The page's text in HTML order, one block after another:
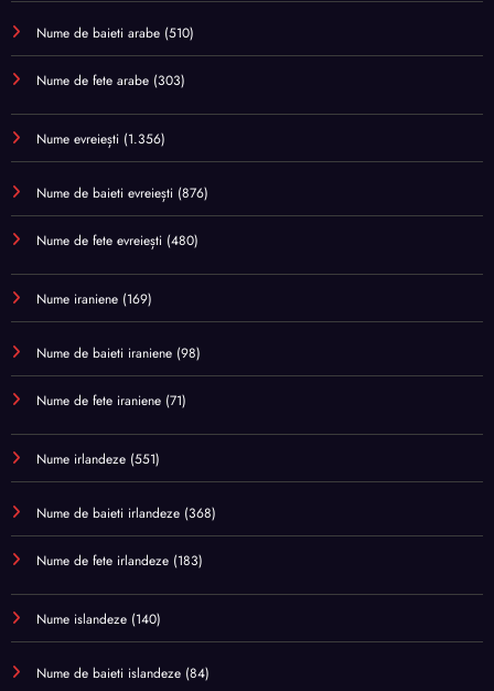
Nume de baieti arabe (510)
Nume de fete arabe (303)
Nume evreiești (1.356)
Nume de baieti evreiești (876)
Nume de fete evreiești (480)
Nume iraniene (169)
Nume de baieti iraniene (98)
Nume de fete iraniene (71)
Nume irlandeze (551)
Nume de baieti irlandeze (368)
Nume de fete irlandeze (183)
Nume islandeze (140)
Nume de baieti islandeze (84)